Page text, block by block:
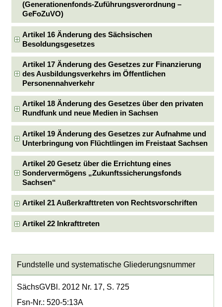
(Generationenfonds-Zuführungsverordnung –
GeFoZuVO)
Artikel 16 Änderung des Sächsischen
Besoldungsgesetzes
Artikel 17 Änderung des Gesetzes zur Finanzierung
des Ausbildungsverkehrs im Öffentlichen
Personennahverkehr
Artikel 18 Änderung des Gesetzes über den privaten
Rundfunk und neue Medien in Sachsen
Artikel 19 Änderung des Gesetzes zur Aufnahme und
Unterbringung von Flüchtlingen im Freistaat Sachsen
Artikel 20 Gesetz über die Errichtung eines
Sondervermögens „Zukunftssicherungsfonds
Sachsen“
Artikel 21 Außerkrafttreten von Rechtsvorschriften
Artikel 22 Inkrafttreten
Fundstelle und systematische Gliederungsnummer
SächsGVBl. 2012 Nr. 17, S. 725
Fsn-Nr.: 520-5:13A